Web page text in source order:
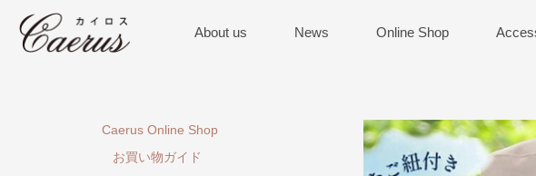
About us News Online Shop
Caerus Online Shop
お買い物ガイド